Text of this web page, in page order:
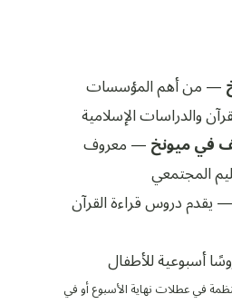
— من أهم المؤسسات
والدراسات الإسلامية
— معروف
المجتمعي
دروس قراءة القرآن
أسبوعية للأطفال
في عطلات نهاية الأسبوع أو في